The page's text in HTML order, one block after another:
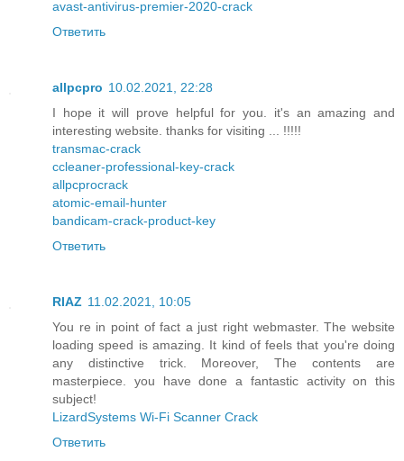
avast-antivirus-premier-2020-crack
Ответить
allpcpro 10.02.2021, 22:28
I hope it will prove helpful for you. it's an amazing and
interesting website. thanks for visiting ... !!!!!
transmac-crack
ccleaner-professional-key-crack
allpcprocrack
atomic-email-hunter
bandicam-crack-product-key
Ответить
RIAZ 11.02.2021, 10:05
You re in point of fact a just right webmaster. The website
loading speed is amazing. It kind of feels that you're doing
any distinctive trick. Moreover, The contents are
masterpiece. you have done a fantastic activity on this
subject!
LizardSystems Wi-Fi Scanner Crack
Ответить